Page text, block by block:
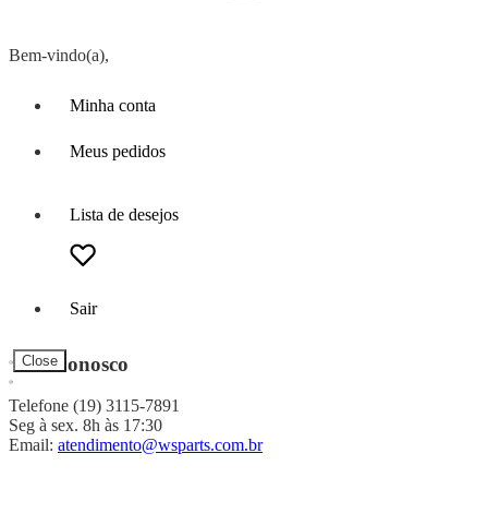
Bem-vindo(a),
Minha conta
Meus pedidos
Lista de desejos
Sair
Close
Fale Conosco
Telefone (19) 3115-7891
Seg à sex. 8h às 17:30
Email: atendimento@wsparts.com.br